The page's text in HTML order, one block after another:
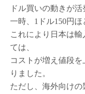
ドル買いの動きが
一時、1ドル150円ほ
これにより日本は
ては、
コストが増え値段
りました。
ただし、海外向け